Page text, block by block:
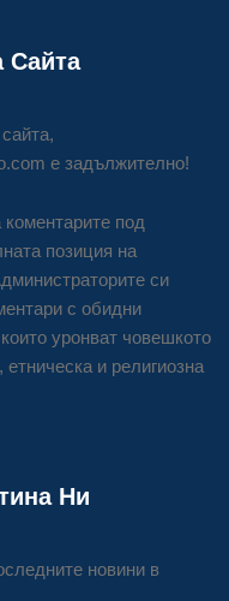
Сайта
е задължително!
коментарите под
позиция на
си
с обидни
уронват човешкото
и религиозна
Ни
новини в